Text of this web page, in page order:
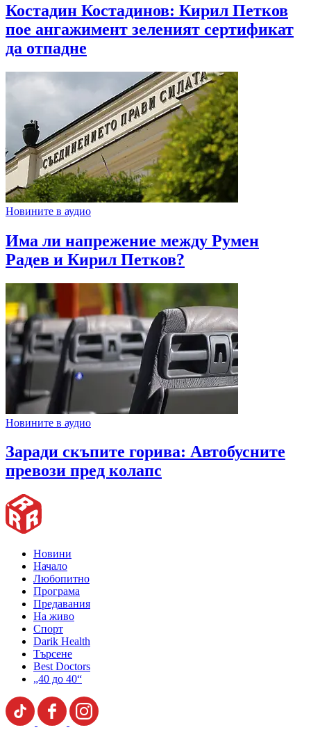
Костадин Костадинов: Кирил Петков
пое ангажимент зеленият сертификат
да отпадне
Новините в аудио
Има ли напрежение между Румен
Радев и Кирил Петков?
Новините в аудио
Заради скъпите горива: Автобусните
превози пред колапс
Новини
Начало
Любопитно
Програма
Предавания
На живо
Спорт
Darik Health
Търсене
Best Doctors
„40 до 40“